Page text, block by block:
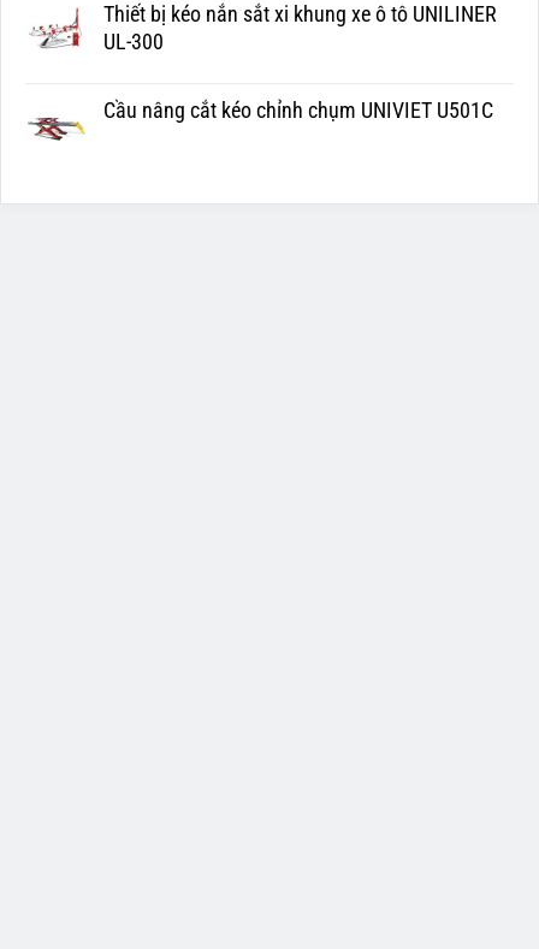
Thiết bị kéo nắn sắt xi khung xe ô tô UNILINER
UL-300
Cầu nâng cắt kéo chỉnh chụm UNIVIET U501C